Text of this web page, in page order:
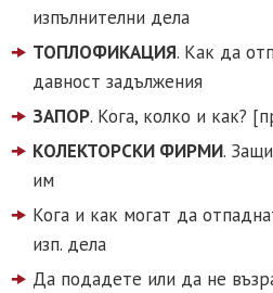
изпълнителни дела
ТОПЛОФИКАЦИЯ. Как да
давност задължения
ЗАПОР. Кога, колко и как?
КОЛЕКТОРСКИ ФИРМИ.
им
Кога и как могат да
изп. дела
Да подадете или да не